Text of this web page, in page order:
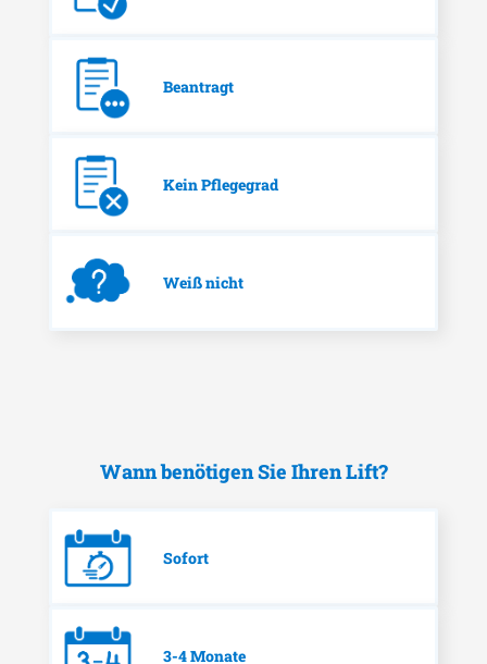
Beantragt
Kein Pflegegrad
Weiß nicht
Wann benötigen Sie Ihren Lift?
Sofort
3-4 Monate